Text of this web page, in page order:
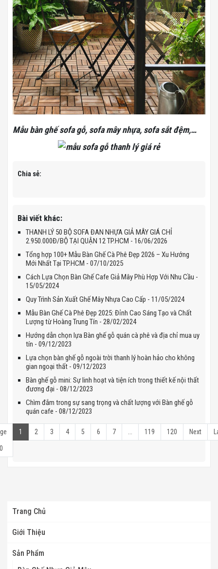
Mẫu bàn ghế sofa gỗ, sofa mây nhựa, sofa sắt đệm,…
Chia sẻ:
Bài viết khác:
THANH LÝ 50 BỘ SOFA ĐAN NHỰA GIẢ MÂY GIÁ CHỈ
2.950.000Đ/BỘ TẠI QUẬN 12 TP.HCM - 16/06/2026
Tổng hợp 100+ Mẫu Bàn Ghế Cà Phê Đẹp 2026 – Xu Hướng
Mới Nhất Tại TP.HCM - 07/10/2025
Cách Lựa Chọn Bàn Ghế Cafe Giả Mây Phù Hợp Với Nhu Cầu -
15/05/2024
Quy Trình Sản Xuất Ghế Mây Nhựa Cao Cấp - 11/05/2024
Mẫu Bàn Ghế Cà Phê Đẹp 2025: Đỉnh Cao Sáng Tạo và Chất
Lượng từ Hoàng Trung Tín - 28/02/2024
Hướng dẫn chọn lựa Bàn ghế gỗ quán cà phê và địa chỉ mua uy
tín - 09/12/2023
Lựa chọn bàn ghế gỗ ngoài trời thanh lý hoàn hảo cho không
gian ngoại thất - 09/12/2023
Bàn ghế gỗ mini: Sự linh hoạt và tiện ích trong thiết kế nội thất
đương đại - 08/12/2023
Chìm đắm trong sự sang trọng và chất lượng với Bàn ghế gỗ
quán cafe - 08/12/2023
1 2 3 4 5 6 7 119 120 Next
Trang Chủ
Giới Thiệu
Sản Phẩm